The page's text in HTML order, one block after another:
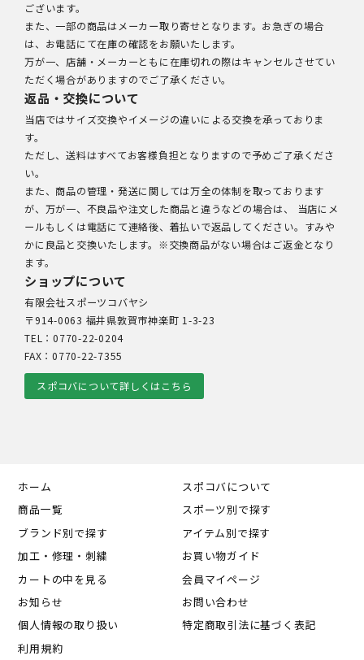
ございます。
また、一部の商品はメーカー取り寄せとなります。お急ぎの場合
は、お電話にて在庫の確認をお願いたします。
万が一、店舗・メーカーともに在庫切れの際はキャンセルさせてい
ただく場合がありますのでご了承ください。
返品・交換について
当店ではサイズ交換やイメージの違いによる交換を承っておりま
す。
ただし、送料はすべてお客様負担となりますので予めご了承くださ
い。
また、商品の管理・発送に関しては万全の体制を取っております
が、万が一、不良品や注文した商品と違うなどの場合は、 当店にメ
ールもしくは電話にて連絡後、着払いで返品してください。すみや
かに良品と交換いたします。※交換商品がない場合はご返金となり
ます。
ショップについて
有限会社スポーツコバヤシ
〒914-0063 福井県敦賀市神楽町 1-3-23
TEL：0770-22-0204
FAX：0770-22-7355
スポコバについて詳しくはこちら
ホーム
スポコバについて
商品一覧
スポーツ別で探す
ブランド別で探す
アイテム別で探す
加工・修理・刺繍
お買い物ガイド
カートの中を見る
会員マイページ
お知らせ
お問い合わせ
個人情報の取り扱い
特定商取引法に基づく表記
利用規約